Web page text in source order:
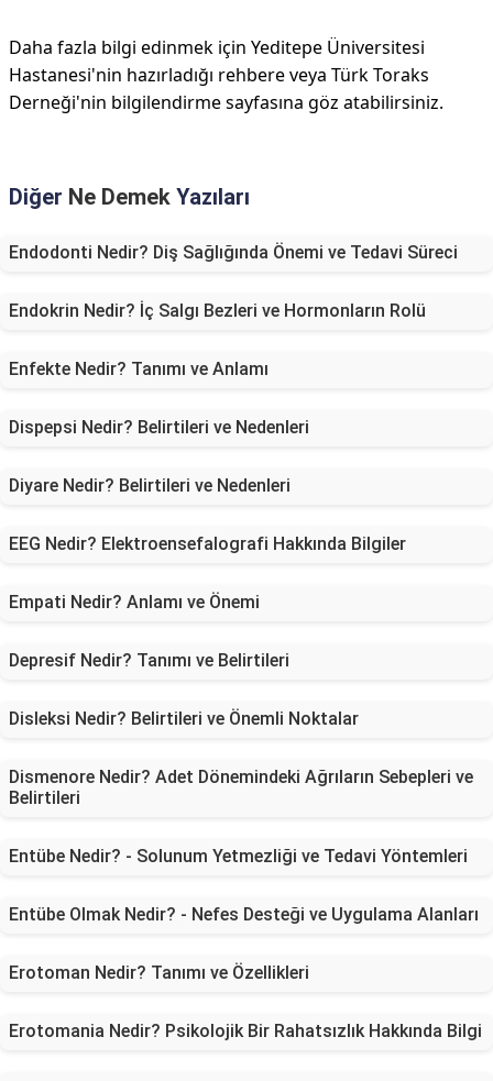
Daha fazla bilgi edinmek için Yeditepe Üniversitesi
Hastanesi'nin hazırladığı rehbere veya Türk Toraks
Derneği'nin bilgilendirme sayfasına göz atabilirsiniz.
Diğer Ne Demek Yazıları
Endodonti Nedir? Diş Sağlığında Önemi ve Tedavi Süreci
Endokrin Nedir? İç Salgı Bezleri ve Hormonların Rolü
Enfekte Nedir? Tanımı ve Anlamı
Dispepsi Nedir? Belirtileri ve Nedenleri
Diyare Nedir? Belirtileri ve Nedenleri
EEG Nedir? Elektroensefalografi Hakkında Bilgiler
Empati Nedir? Anlamı ve Önemi
Depresif Nedir? Tanımı ve Belirtileri
Disleksi Nedir? Belirtileri ve Önemli Noktalar
Dismenore Nedir? Adet Dönemindeki Ağrıların Sebepleri ve
Belirtileri
Entübe Nedir? - Solunum Yetmezliği ve Tedavi Yöntemleri
Entübe Olmak Nedir? - Nefes Desteği ve Uygulama Alanları
Erotoman Nedir? Tanımı ve Özellikleri
Erotomania Nedir? Psikolojik Bir Rahatsızlık Hakkında Bilgi